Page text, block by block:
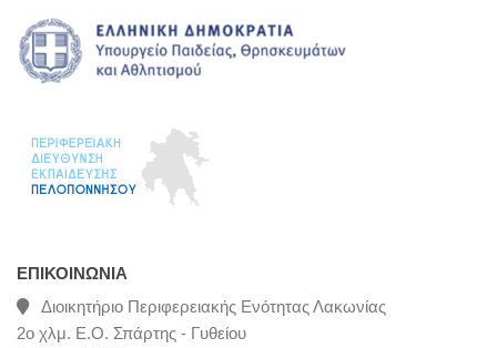
ΕΠΙΚΟΙΝΩΝΊΑ
Διοικητήριο Περιφερειακής Ενότητας Λακωνίας
2ο χλμ. Ε.Ο. Σπάρτης - Γυθείου